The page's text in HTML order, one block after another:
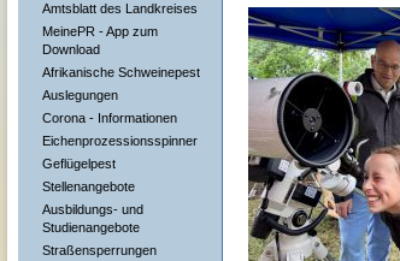
Amtsblatt des Landkreises
MeinePR - App zum
Download
Afrikanische Schweinepest
Auslegungen
Corona - Informationen
Eichenprozessionsspinner
Geflügelpest
Stellenangebote
Ausbildungs- und
Studienangebote
Straßensperrungen